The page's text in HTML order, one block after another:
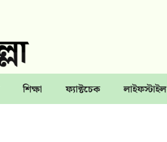
শিক্ষা ফ্যাক্টচেক লাইফস্টাইল